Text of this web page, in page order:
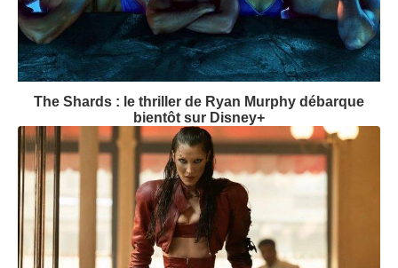
The Shards : le thriller de Ryan Murphy débarque
bientôt sur Disney+